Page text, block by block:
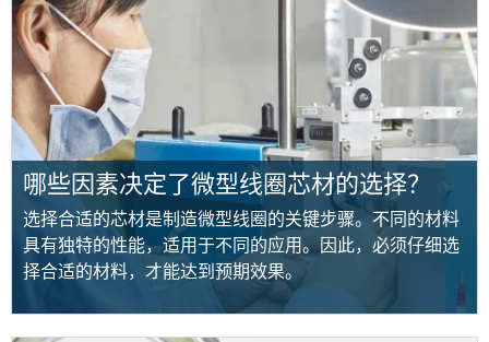
哪些因素决定了微型线圈芯材的选择？
选择合适的芯材是制造微型线圈的关键步骤。不同的材料
具有独特的性能，适用于不同的应用。因此，必须仔细选
择合适的材料，才能达到预期效果。